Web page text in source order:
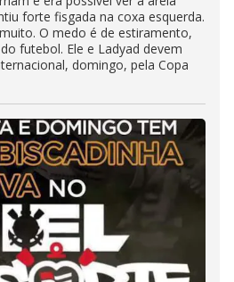
forte fisgada na coxa esquerda.
O medo é de estiramento,
futebol. Ele e Ladyad devem
domingo, pela Copa